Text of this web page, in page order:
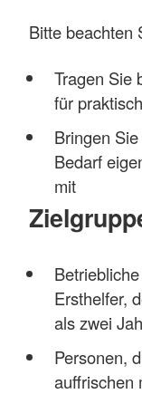
Bitte beachten
Tragen Sie
für
Bringen
Bedarf
mit
Ersthelfer,
als zwei
Personen,
auffrischen